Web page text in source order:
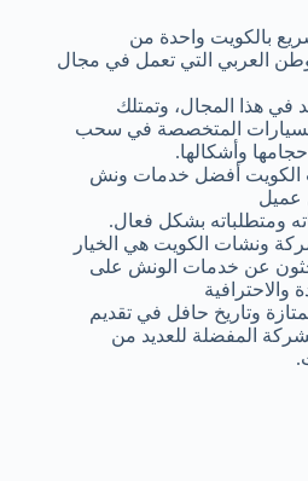
بالكويت واحدة من
العربي التي تعمل في مجال
هذا المجال، وتمتلك
المتخصصة في سحب
وأشكالها.
الكويت أفضل خدمات ونش
عميل
ومتطلباته بشكل فعال.
ونشات الكويت هي الخيار
يبحثون عن خدمات الونش على
وتاريخ حافل في تقديم
المفضلة للعديد من